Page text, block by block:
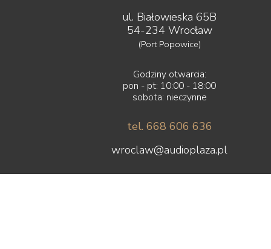
ul. Białowieska 65B
54-234 Wrocław
(Port Popowice)
Godziny otwarcia:
pon - pt: 10:00 - 18:00
sobota: nieczynne
tel. 668 606 636
wroclaw@audioplaza.pl